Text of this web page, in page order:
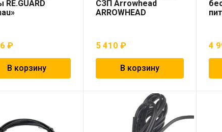
RE.GUARD
₽
В корзину
СЗП Arrowhead
ARROWHEAD
5 410 ₽
В корзину
4